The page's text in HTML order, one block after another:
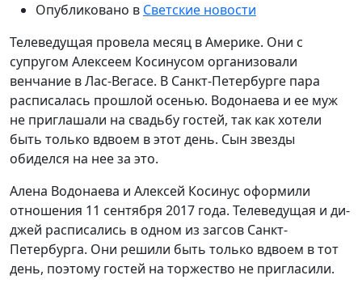
Опубликовано в Светские новости
Телеведущая провела месяц в Америке. Они с
супругом Алексеем Косинусом организовали
венчание в Лас-Вегасе. В Санкт-Петербурге пара
расписалась прошлой осенью. Водонаева и ее муж
не приглашали на свадьбу гостей, так как хотели
быть только вдвоем в этот день. Сын звезды
обиделся на нее за это.
Алена Водонаева и Алексей Косинус оформили
отношения 11 сентября 2017 года. Телеведущая и ди-
джей расписались в одном из загсов Санкт-
Петербурга. Они решили быть только вдвоем в тот
день, поэтому гостей на торжество не пригласили.